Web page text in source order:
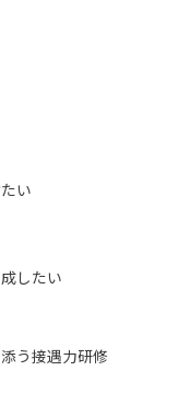
い
したい
う接遇力研修